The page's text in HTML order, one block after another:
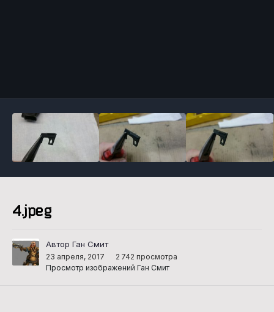
4.jpeg
Автор Ган Смит
23 апреля, 2017
2 742 просмотра
Просмотр изображений Ган Смит